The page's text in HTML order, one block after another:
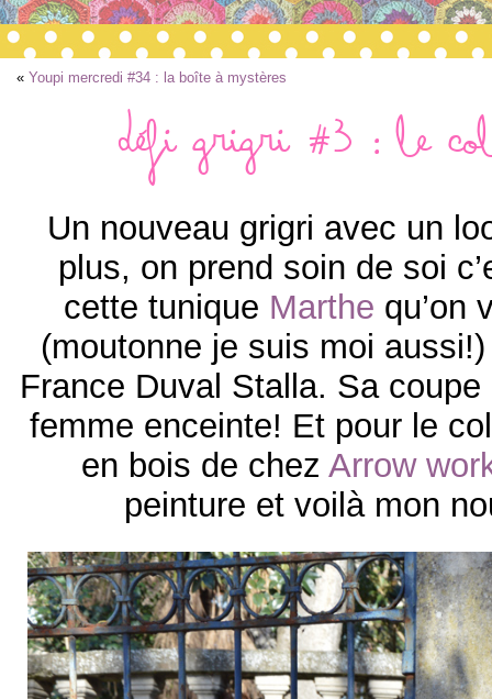
« Youpi mercredi #34 : la boîte à mystères
Défi grigri #3 : le
Un nouveau grigri avec un
plus, on prend soin de soi
cette tunique Marthe qu’on
(moutonne je suis moi
France Duval Stalla. Sa
femme enceinte! Et pour le
en bois de chezArrow
peinture et voilà mon